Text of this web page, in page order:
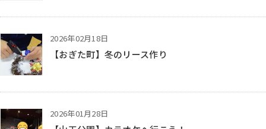
【おぎた町】冬のリース作り
2026年02月18日
2026年01月28日